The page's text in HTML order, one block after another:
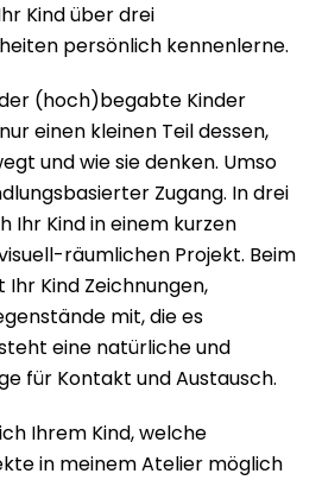
Kind über drei
persönlich kennenlerne.
(hoch)begabte Kinder
einen kleinen Teil dessen,
und wie sie denken. Umso
Zugang. In drei
Ihr Kind in einem kurzen
räumlichen Projekt. Beim
Kind Zeichnungen,
mit, die es
eine natürliche und
für Kontakt und Austausch.
Ihrem Kind, welche
in meinem Atelier möglich